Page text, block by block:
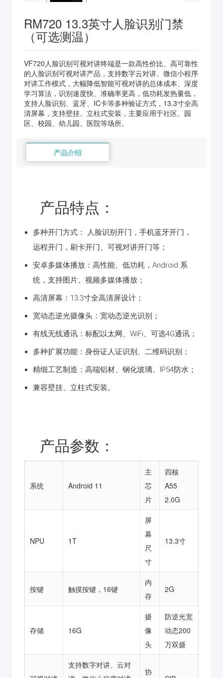
RM720 13.3英寸人脸识别门禁
（可选测温）
VF720人脸识别可视对讲终端是一款高性价比、高可靠性
的人脸识别可视对讲产品，支持数字云对讲、微信小程序
对讲工作模式，大幅降低智能可视对讲的总体成本、深度
学习算法，识别速度快、准确率更高，低功耗发热量低，
支持人脸识别、蓝牙、IC卡等多种验证方式，13.3寸全高
清屏幕，支持壁挂、立柱式安装，主要应用于社区、园
区、校园、幼儿园、医院等场所。
产品介绍
产品特点：
多种开门方式： 人脸识别开门，手机蓝牙开门，
远程开门，刷卡开门、可视对讲开门等；
安卓多媒体播放：高性能、低功耗，Android 系
统，支持图片、视频多媒体播放；
高清屏幕：13.3寸全高清屏设计；
宽动态逆光摄像头：宽动态逆光识别；
有线无线通讯：标配以太网、WiFi、可选4G通讯；
多种扩展功能：身份证人证识别、二维码识别；
精细工艺制造：高端铝材、钢化玻璃、IP54防水；
兼容壁挂、立柱式安装。
产品参数：
系统 Android 11
主
芯
片
四核
A55
2.0G
NPU 1T
屏
幕
尺
寸
13.3寸
按键 触摸按键，16键
内
存
2G
存储 16G
摄
像
头
防逆光宽
动态200
万双摄
支持数字对讲、云对
协